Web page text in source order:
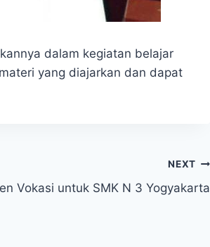
dalam kegiatan belajar
yang diajarkan dan dapat
NEXT
Vokasi untuk SMK N 3 Yogyakarta